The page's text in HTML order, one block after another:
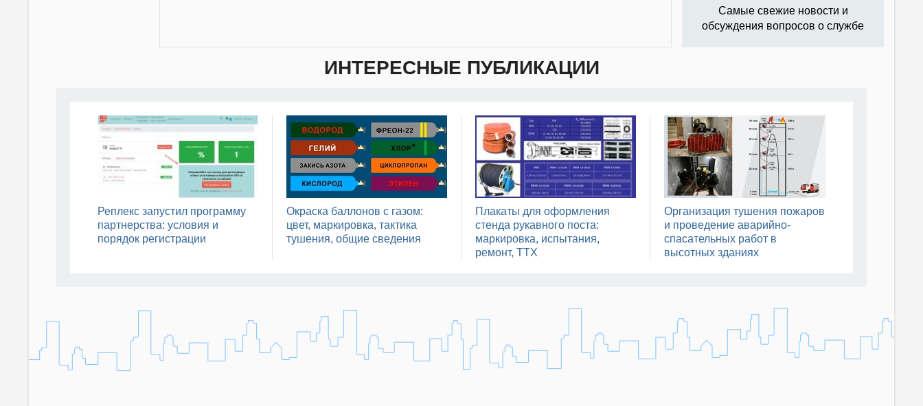
Самые свежие новости и
обсуждения вопросов о службе
ИНТЕРЕСНЫЕ ПУБЛИКАЦИИ
Реплекс запустил программу
партнерства: условия и
порядок регистрации
Окраска баллонов с газом:
цвет, маркировка, тактика
тушения, общие сведения
Плакаты для оформления
стенда рукавного поста:
маркировка, испытания,
ремонт, ТТХ
Организация тушения пожаров
и проведение аварийно-
спасательных работ в
высотных зданиях